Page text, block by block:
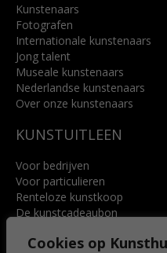
Cookies op
Kunstenaars
Fotografen
Internationale kunstenaars
Jong talent
Museale kunstenaars
Nederlandse kunstenaars
Over onze kunstenaars
KUNSTUITLEEN
Voor bedrijven
Voor particulieren
Renteloze kunstkoop
De kunstcadeaubon
Voordelen